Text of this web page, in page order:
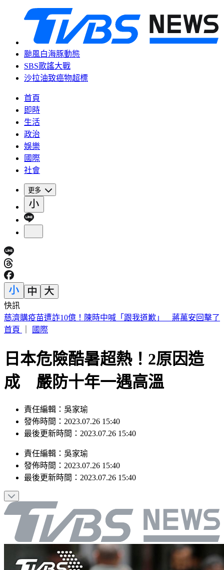
颱風白海豚動態
SBS歌謠大戰
沙拉油致癌物超標
首頁
即時
生活
政治
娛樂
國際
社會
更多
快訊
快訊／菲律賓又爆5.0地震 震源深度35公里
首頁
國際
日本危險酷暑超熱！2原因造
成 嚴防十年一遇高溫
責任編輯：吳家瑜
發佈時間：2023.07.26 15:40
最後更新時間：2023.07.26 15:40
責任編輯 ： 吳家瑜
發佈時間： 2023.07.26 15:40
最後更新時間： 2023.07.26 15:40